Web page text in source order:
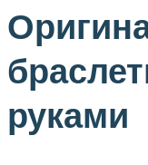
руками